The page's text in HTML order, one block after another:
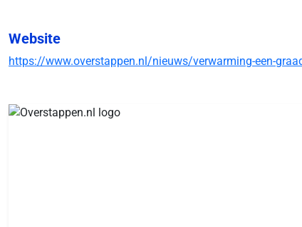
Website
https://www.overstappen.nl/nieuws/verwarming-een-